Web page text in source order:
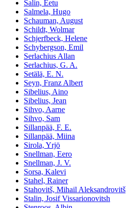
Salin, Eetu
Salmela, Hugo
Schauman, August
Schildt, Wolmar
Schjerfbeck, Helene
Schybergson, Emil
Serlachius Allan
Serlachius, G. A.
Setälä, E. N.
Seyn, Franz Albert
Sibelius, Aino
Sibelius, Jean
Sihvo, Aarne
Sihvo, Sam
Sillanpää, F. E.
Sillanpää, Miina
Sirola, Yrjö
Snellman, Eero
Snellman, J. V.
Sorsa, Kalevi
Stahel, Rainer
Stahovitš, Mihail Aleksandrovitš
Stalin, Josif Vissarionovitsh